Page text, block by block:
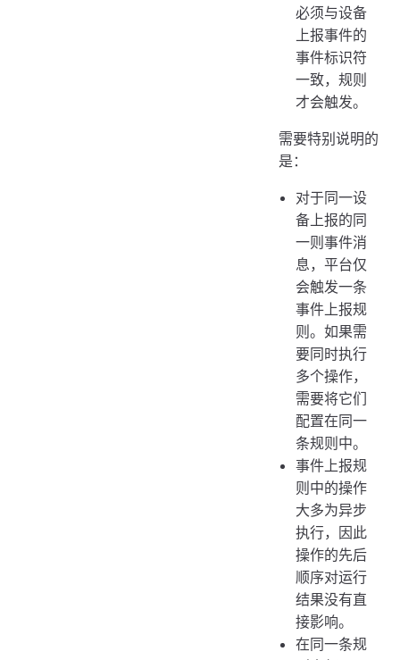
必须与设备
上报事件的
事件标识符
一致，规则
才会触发。
需要特别说明的
是：
对于同一设
备上报的同
一则事件消
息，平台仅
会触发一条
事件上报规
则。如果需
要同时执行
多个操作，
需要将它们
配置在同一
条规则中。
事件上报规
则中的操作
大多为异步
执行，因此
操作的先后
顺序对运行
结果没有直
接影响。
在同一条规